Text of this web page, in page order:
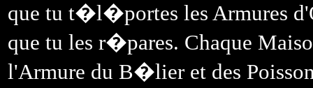
que tu t�l�portes les Armures
que tu les r�pares. Chaque
l'Armure du B�lier et des